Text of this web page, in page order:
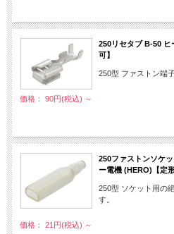
250リセタブ B-50
可】
250型 ファストン端
価格： 90円(税込) ～
250ファストンソケ
ー電機 (HERO)【定
250型 ソケット用の
す。
価格： 21円(税込) ～